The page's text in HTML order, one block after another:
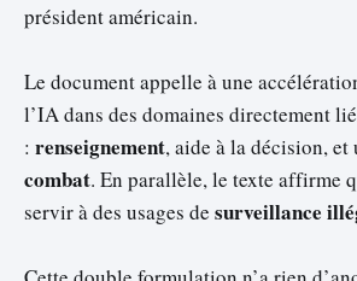
président américain.
Le document appelle à une
l’IA dans des domaines directement
: renseignement, aide à la décision, et
combat. En parallèle, le texte affirme
servir à des usages de surveillance